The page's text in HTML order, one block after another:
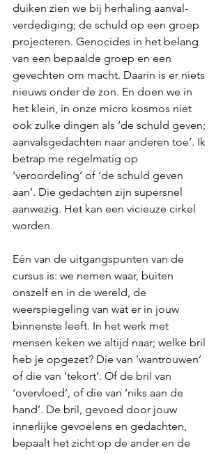
duiken zien we bij herhaling aanval-
verdediging; de schuld op een groep
projecteren. Genocides in het belang
van een bepaalde groep en een
gevechten om macht. Daarin is er niets
nieuws onder de zon. En doen we in
het klein, in onze micro kosmos niet
ook zulke dingen als ‘de schuld geven;
aanvalsgedachten naar anderen toe’. Ik
betrap me regelmatig op
‘veroordeling’ of ‘de schuld geven
aan’. Die gedachten zijn supersnel
aanwezig. Het kan een vicieuze cirkel
worden.
Eén van de uitgangspunten van de
cursus is: we nemen waar, buiten
onszelf en in de wereld, de
weerspiegeling van wat er in jouw
binnenste leeft. In het werk met
mensen keken we altijd naar; welke bril
heb je opgezet? Die van ‘wantrouwen’
of die van ‘tekort’. Of de bril van
‘overvloed’, of die van ‘niks aan de
hand’. De bril, gevoed door jouw
innerlijke gevoelens en gedachten,
bepaalt het zicht op de ander en de